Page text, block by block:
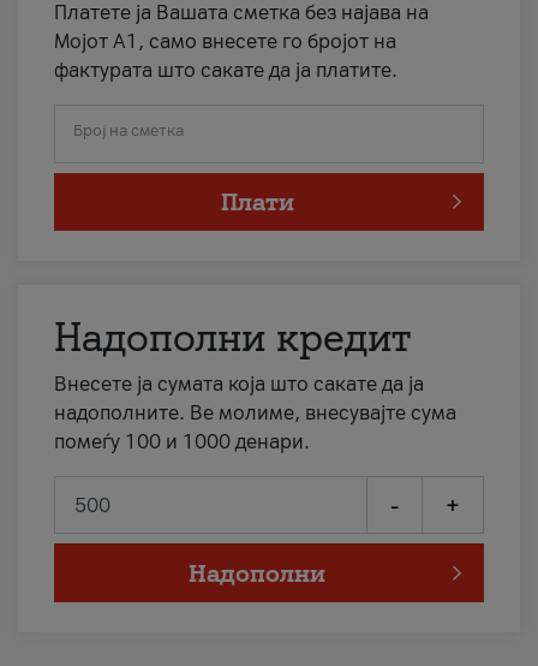
Платете ја Вашата сметка без најава на
Мојот А1, само внесете го бројот на
фактурата што сакате да ја платите.
Број на сметка
Плати
Надополни кредит
Внесете ја сумата која што сакате да ја
надополните. Ве молиме, внесувајте сума
помеѓу 100 и 1000 денари.
- +
Надополни